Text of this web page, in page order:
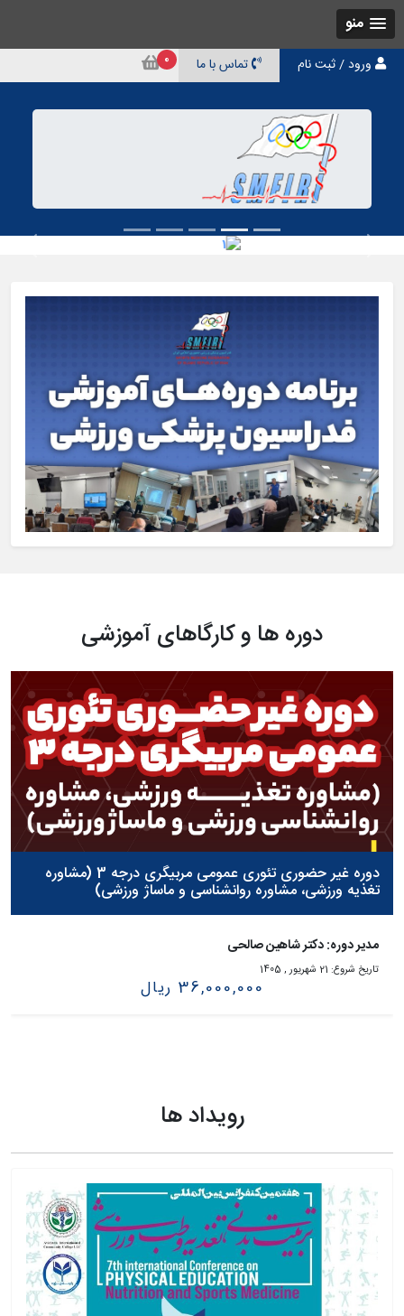
منو
ورود / ثبت نام تماس با ما 0
2
دوره ها و کارگاهای آموزشی
دوره غیر حضوری تئوری عمومی مربیگری درجه 3 (مشاوره
تغذیه ورزشی، مشاوره روانشناسی و ماساژ ورزشی)
مدیر دوره: دکتر شاهین صالحی
تاریخ شروع: 21 شهريور , 1405
36,000,000 ریال
رویداد ها